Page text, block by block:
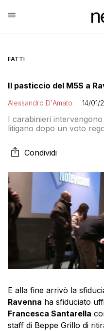
FATTI
Il pasticcio del M5S a
Alessandro D'Amato 14/01/
I carabinieri
litigano dopo un voto
eletta. Poi arriva la
Beppe Grillo. Il
Condividi
E alla fine arrivò la
Ravenna ha sfiduciato
Francesca Santarella
staff di Beppe Grillo di